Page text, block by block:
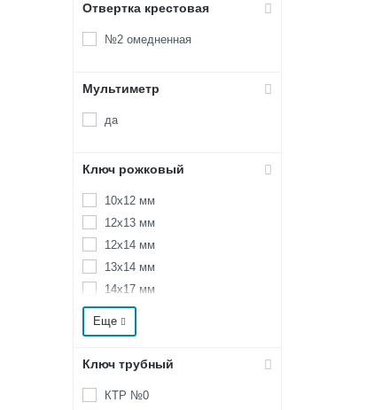
Отвертка крестовая
№2 омедненная
Мультиметр
да
Ключ рожковый
10х12 мм
12х13 мм
12х14 мм
13х14 мм
14х17 мм
19х22 мм
8х10 мм
Еще
Ключ трубный
КТР №0